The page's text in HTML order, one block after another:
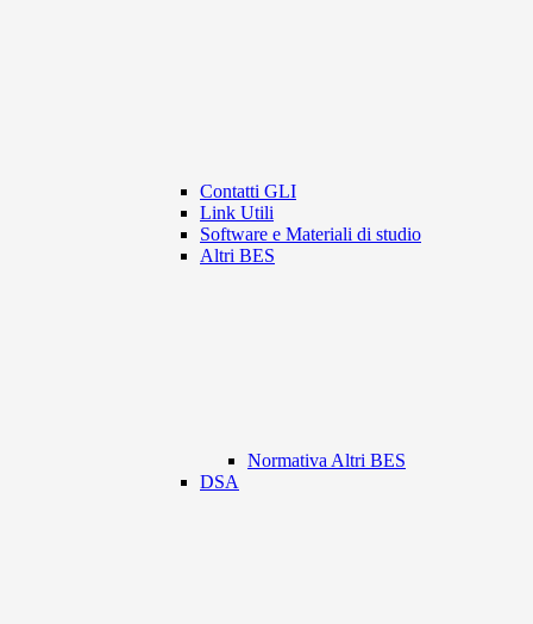
Contatti GLI
Link Utili
Software e Materiali di studio
Altri BES
Normativa Altri BES
DSA